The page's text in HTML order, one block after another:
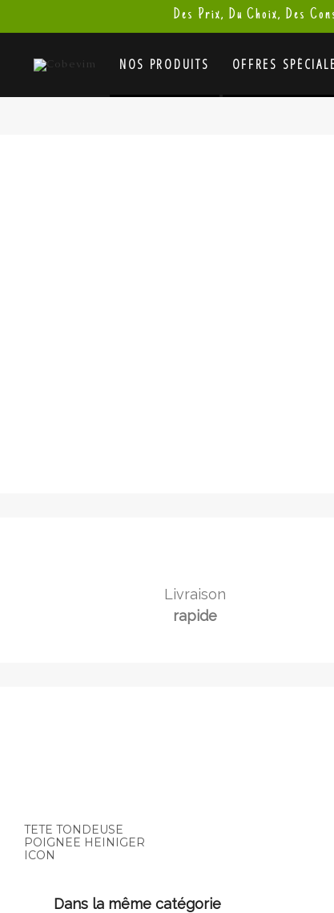
Des Prix, Du Choix, Des
NOS PRODUITS OFFRES
Livraison
rapide
TETE TONDEUSE
POIGNEE HEINIGER
ICON
dans la même catégorie